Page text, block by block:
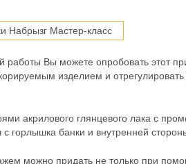
Вы можете опробовать этот
изделием и
акрилового глянцевого лака с
горлышка банки и внутренней
можно придать не только при